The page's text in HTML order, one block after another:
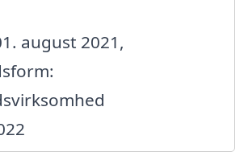
august 2021,